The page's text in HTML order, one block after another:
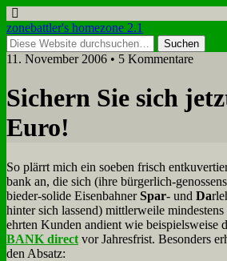
zonebattler's homezone 2.1
11. November 2006 • 5 Kommentare
Si­chern Sie sich
Eu­ro!
So plärrt mich ein so­eben frisch
bank an, die sich (ih­re bür­ger­lich-
bie­der-so­li­de Ei­sen­bah­nerSpar- und Da
hin­ter sich las­send) mitt­ler­wei­le
ehr­ten Kun­den an­dient wie bei­spiels­wei­se
BANK di­rect vor Jah­res­frist. Be­son­ders
den Ab­satz: